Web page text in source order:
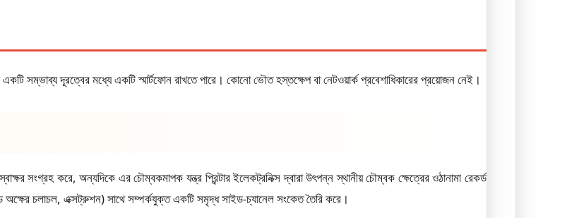
সম্ভাব্য দূরত্বের মধ্যে একটি স্মার্টফোন রাখতে পারে। কোনো ভৌত হস্তক্ষেপ বা নেটওয়ার্ক প্রবেশাধিকারের প্রয়োজন নেই।
সংগ্রহ করে, অন্যদিকে এর চৌম্বকমাপক যন্ত্র প্রিন্টার ইলেকট্রনিক্স দ্বারা উৎপন্ন স্থানীয় চৌম্বক ক্ষেত্রের ওঠানামা রেকর্ড
চলাচল, এক্সট্রুশন) সাথে সম্পর্কযুক্ত একটি সমৃদ্ধ সাইড-চ্যানেল সংকেত তৈরি করে।